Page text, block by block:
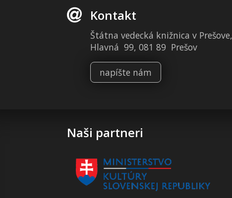
Kontakt
Štátna vedecká knižnica v Prešove,
Hlavná 99, 081 89 Prešov
napíšte nám
Naši partneri